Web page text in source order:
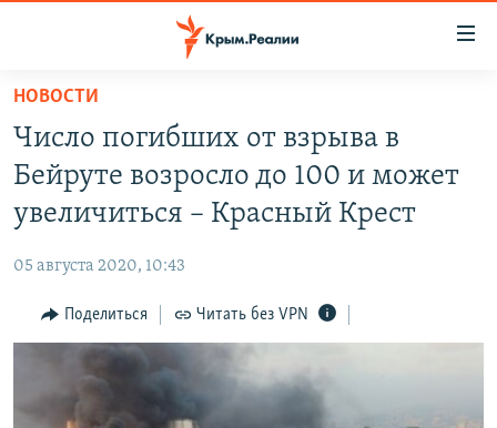
Вернуться
основному
содержанию
Вернутся
главной
навигации
Вернутся
11 ЛЕТ ОККУПАЦИИ КРЫМА. 11 ИСТОРИЙ СОПРОТИВЛЕНИЯ
ВОДА
ЕЩЕ
ИНТЕРАКТИВ
ИНФОГРАФИКА
ТЕЛЕПРОЕКТ КРЫМ.РЕАЛИИ
РАДІО СВОБОДА
КАК ОБОЙТИ БЛОКИРОВКУ
Українською
НОВОСТИ
Число погибших от взрыва в
Бейруте возросло до 100 и может
увеличиться – Красный Крест
05 августа 2020, 10:43
Поделиться Читать без VPN